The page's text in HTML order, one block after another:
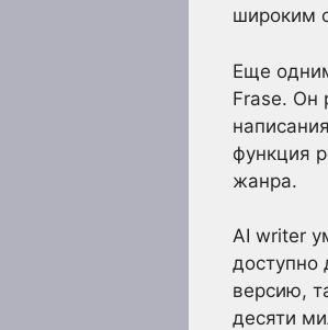
широким
Еще
Frase. Он
функция
жанра.
AI writer
доступно
версию,
десяти